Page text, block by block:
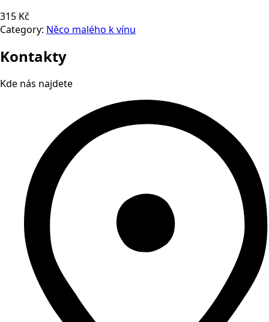
315 Kč
Category: Něco malého k vínu
Kontakty
Kde nás najdete